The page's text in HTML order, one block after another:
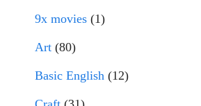
9x movies (1)
Art (80)
Basic English (12)